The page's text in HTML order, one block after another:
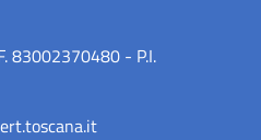
83002370480 - P.I.